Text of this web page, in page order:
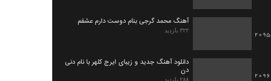
2095
آهنگ محمد گرجی بنام دوست دارم عشقم
۳۲۲ بازدید
2096
دانلود آهنگ جدید و زیبای ایرج کلهر با نام دنی
دن